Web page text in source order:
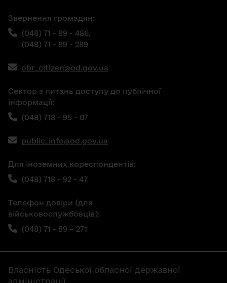
Звернення громадян:
(048) 71 - 89 - 486,
(048) 71 - 89 - 289
obr_citizen@od.gov.ua
Сектор з питань доступу до публічної
інформації:
(048) 718 - 95 - 07
public_info@od.gov.ua
Для іноземних кореспондентів:
(048) 718 - 92 - 47
Телефон довіри (для
військовослужбовців):
(048) 71 - 89 – 271
Власність Одеської обласної державної
адміністрації